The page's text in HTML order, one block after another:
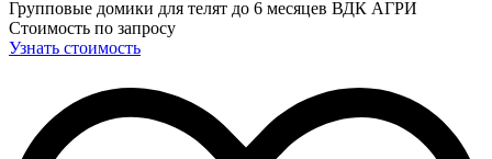
Групповые домики для телят до 6 месяцев ВДК АГРИ
Стоимость по запросу
Узнать стоимость